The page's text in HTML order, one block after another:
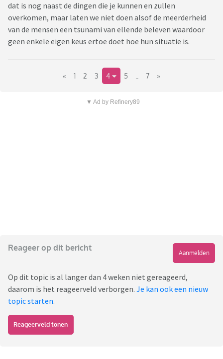
dat is nog naast de dingen die je kunnen en zullen
overkomen, maar laten we niet doen alsof de meerderheid
van de mensen een tsunami van ellende beleven waardoor
geen enkele eigen keus ertoe doet hoe hun situatie is.
« 1 2 3 4 5 7 »
▼ Ad by Refinery89
Reageer op dit bericht
Aanmelden
Op dit topic is al langer dan 4 weken niet gereageerd,
daarom is het reageerveld verborgen. Je kan ook een nieuw
topic starten.
Reageerveld tonen